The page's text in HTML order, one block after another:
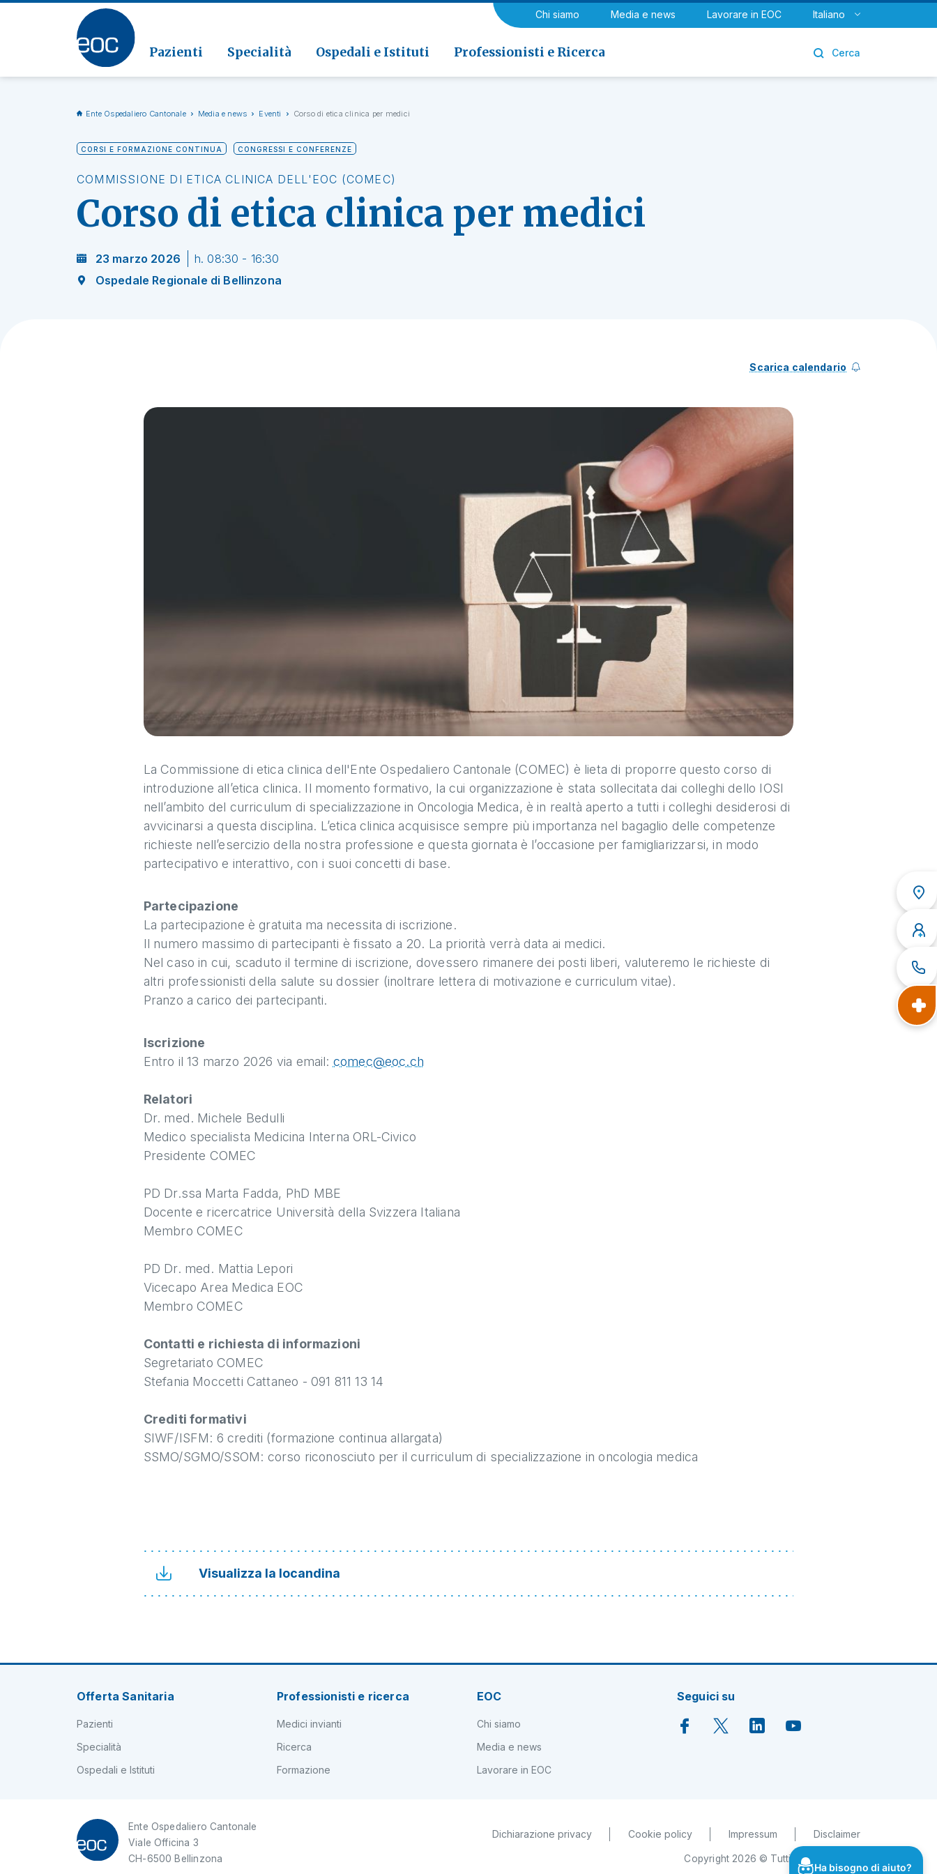
Chi siamo Media e news Lavorare in EOC Italiano
Pazienti Specialità Ospedali e Istituti Professionisti e Ricerca Cerca
Vai alla sezione
Medicina riabilitativa
Neurologia e Neurochirurgia Urologia
Clinica di Riabilitazione EOC, Novaggio
Patologia
Ente Ospedaliero Cantonale Media e news Eventi Corso di etica clinica per medici
CORSI E FORMAZIONE CONTINUA CONGRESSI E CONFERENZE
COMMISSIONE DI ETICA CLINICA DELL'EOC (COMEC)
Corso di etica clinica per medici
23 marzo 2026
h. 08:30 - 16:30
Ospedale Regionale di Bellinzona
Scarica calendario
La Commissione di etica clinica dell'Ente Ospedaliero Cantonale (COMEC) è lieta di proporre questo corso di
introduzione all’etica clinica. Il momento formativo, la cui organizzazione è stata sollecitata dai colleghi dello IOSI
nell’ambito del curriculum di specializzazione in Oncologia Medica, è in realtà aperto a tutti i colleghi desiderosi di
avvicinarsi a questa disciplina. L’etica clinica acquisisce sempre più importanza nel bagaglio delle competenze
richieste nell’esercizio della nostra professione e questa giornata è l’occasione per famigliarizzarsi, in modo
partecipativo e interattivo, con i suoi concetti di base.
Partecipazione
La partecipazione è gratuita ma necessita di iscrizione.
Il numero massimo di partecipanti è fissato a 20. La priorità verrà data ai medici.
Nel caso in cui, scaduto il termine di iscrizione, dovessero rimanere dei posti liberi, valuteremo le richieste di
altri professionisti della salute su dossier (inoltrare lettera di motivazione e curriculum vitae).
Pranzo a carico dei partecipanti.
Iscrizione
Entro il 13 marzo 2026 via email: comec@eoc.ch
Relatori
Dr. med. Michele Bedulli
Medico specialista Medicina Interna ORL-Civico
Presidente COMEC
PD Dr.ssa Marta Fadda, PhD MBE
Docente e ricercatrice Università della Svizzera Italiana
Membro COMEC
PD Dr. med. Mattia Lepori
Vicecapo Area Medica EOC
Membro COMEC
Contatti e richiesta di informazioni
Segretariato COMEC
Stefania Moccetti Cattaneo - 091 811 13 14
Crediti formativi
SIWF/ISFM: 6 crediti (formazione continua allargata)
SSMO/SGMO/SSOM: corso riconosciuto per il curriculum di specializzazione in oncologia medica
Visualizza la locandina
Offerta Sanitaria
Pazienti
Specialità
Ospedali e Istituti
Professionisti e ricerca
Medici invianti
Ricerca
Formazione
EOC
Chi siamo
Media e news
Lavorare in EOC
Seguici su
Ente Ospedaliero Cantonale
Viale Officina 3
CH-6500 Bellinzona
Dichiarazione privacy Cookie policy Impressum Disclaimer
Copyright 2026 © Tutti i diritti riservati
Ha bisogno di aiuto?